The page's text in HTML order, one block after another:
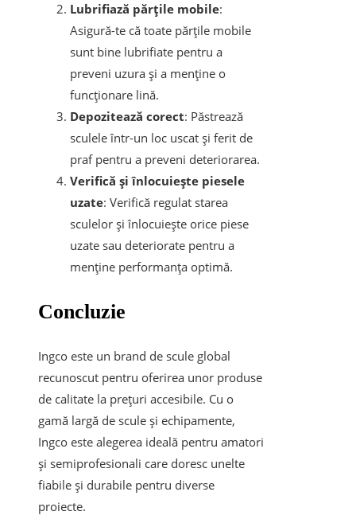
Lubrifiază părțile mobile:
Asigură-te că toate părțile mobile
sunt bine lubrifiate pentru a
preveni uzura și a menține o
funcționare lină.
Depozitează corect: Păstrează
sculele într-un loc uscat și ferit de
praf pentru a preveni deteriorarea.
Verifică și înlocuiește piesele
uzate: Verifică regulat starea
sculelor și înlocuiește orice piese
uzate sau deteriorate pentru a
menține performanța optimă.
Concluzie
Ingco este un brand de scule global
recunoscut pentru oferirea unor produse
de calitate la prețuri accesibile. Cu o
gamă largă de scule și echipamente,
Ingco este alegerea ideală pentru amatori
și semiprofesionali care doresc unelte
fiabile și durabile pentru diverse
proiecte.